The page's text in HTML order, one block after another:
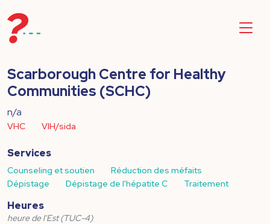
Scarborough Centre for Healthy
Communities (SCHC)
n/a
VHC VIH/sida
Services
Counseling et soutien
Réduction des méfaits
Dépistage
Dépistage de l'hépatite C Traitement
Heures
heure de l'Est (TUC-4)